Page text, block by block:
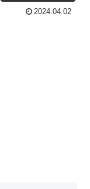
2024.04.02